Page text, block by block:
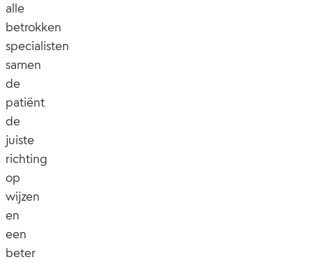
alle
betrokken
specialisten
samen
de
patiënt
de
juiste
richting
op
wijzen
en
een
beter